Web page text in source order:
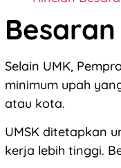
Selain UMK,
minimum upah
atau kota.
UMSK ditetapkan
kerja lebih tinggi.